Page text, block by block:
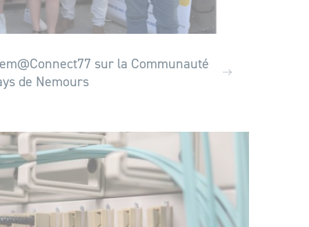
sur la Communauté
de Nemours